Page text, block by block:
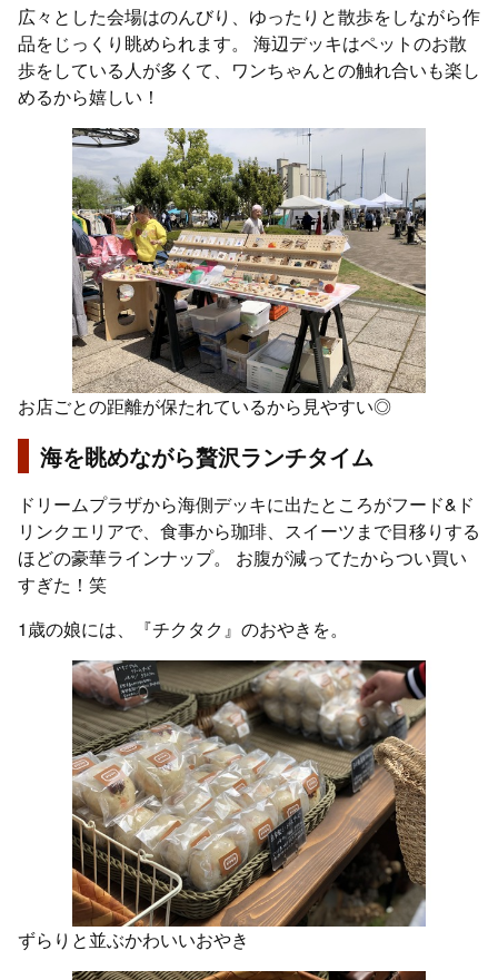
広々とした会場はのんびり、ゆったりと散歩をしながら作
品をじっくり眺められます。 海辺デッキはペットのお散
歩をしている人が多くて、ワンちゃんとの触れ合いも楽し
めるから嬉しい！
お店ごとの距離が保たれているから見やすい◎
海を眺めながら贅沢ランチタイム
ドリームプラザから海側デッキに出たところがフード&ド
リンクエリアで、食事から珈琲、スイーツまで目移りする
ほどの豪華ラインナップ。 お腹が減ってたからつい買い
すぎた！笑
1歳の娘には、『チクタク』のおやきを。
ずらりと並ぶかわいいおやき